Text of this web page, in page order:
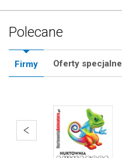
Polecane
Firmy Oferty specjalne